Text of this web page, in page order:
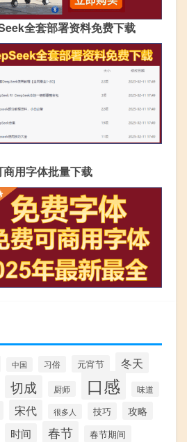
全套部署资料免费下载
商用字体批量下载
中国 习俗 元宵节 冬天
切成 厨师 口感 味道
宋代 很多人 技巧 攻略
时间 春节 春节期间